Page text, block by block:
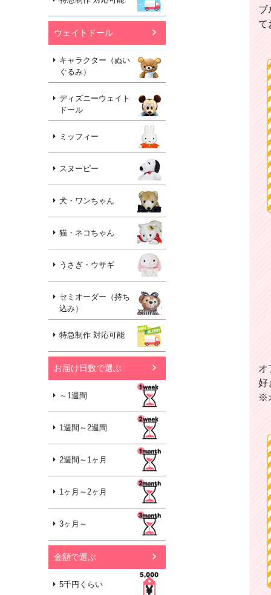
ウェイトドール
キャラクター（ぬい
ぐるみ）
ディズニーウェイト
ドール
ミッフィー
スヌーピー
犬・ワンちゃん
猫・ネコちゃん
うさぎ・ウサギ
セミオーダー（持ち
込み）
特急制作 対応可能
お届け日数で選ぶ
～1週間
1週間～2週間
2週間～1ヶ月
1ヶ月～2ヶ月
3ヶ月～
金額で選ぶ
5千円くらい
ブ
て
オ
好
※